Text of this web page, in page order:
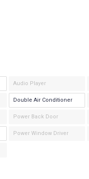
Audio Player
Double Air Conditioner
Power Back Door
Power Window Driver